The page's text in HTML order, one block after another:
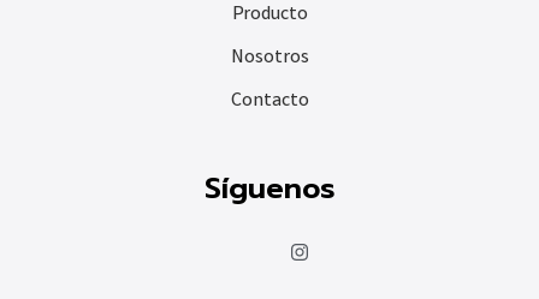
Producto
Nosotros
Contacto
Síguenos
I